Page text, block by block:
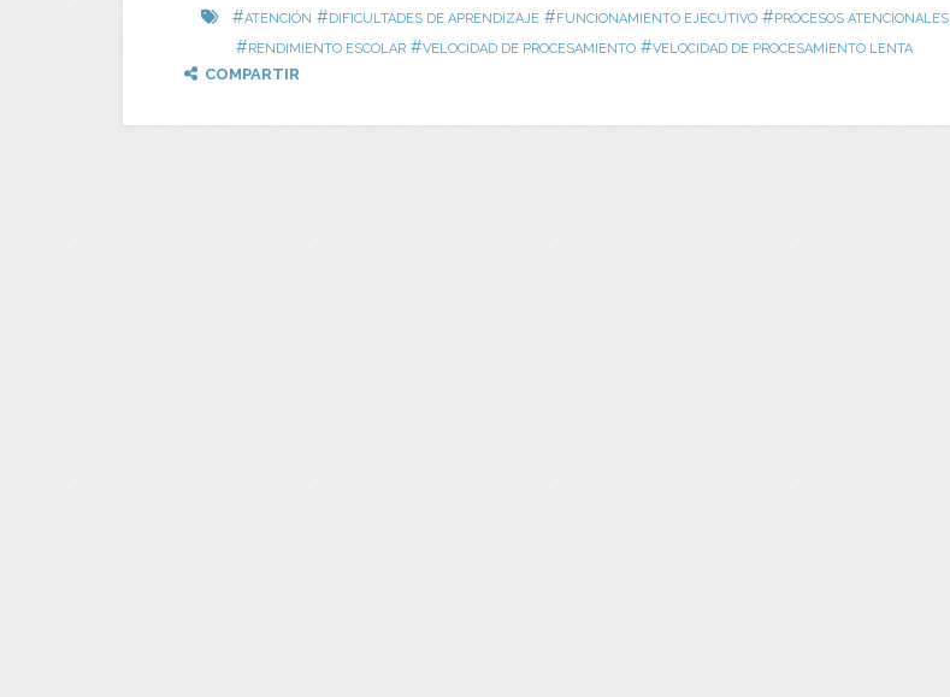
#ATENCIÓN #DIFICULTADES DE APRENDIZAJE#FUNCIONAMIENTO EJECUTIVO#PROCESOS ATENCIONALES
#RENDIMIENTO ESCOLAR #VELOCIDAD DE PROCESAMIENTO #VELOCIDAD DE PROCESAMIENTO LENTA
COMPARTIR